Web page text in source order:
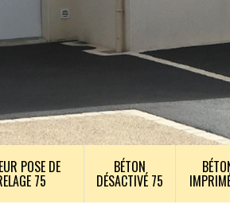
POSE DE
75
BÉTON
DÉSACTIVÉ 75